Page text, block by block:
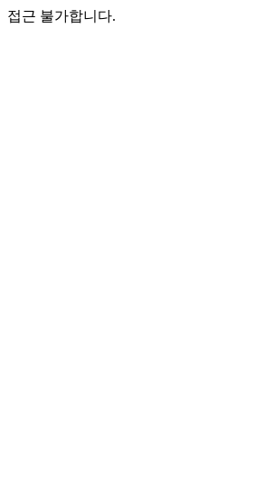
접근 불가합니다.